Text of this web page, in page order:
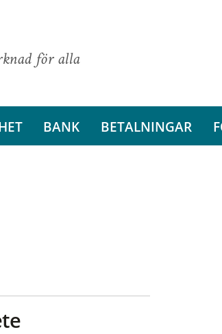
för alla
BANK BETALNINGAR